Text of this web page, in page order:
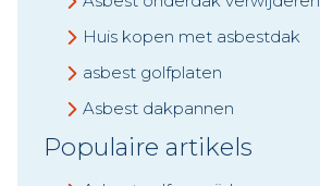
Huis kopen met asbestdak
asbest golfplaten
Asbest dakpannen
Populaire artikels